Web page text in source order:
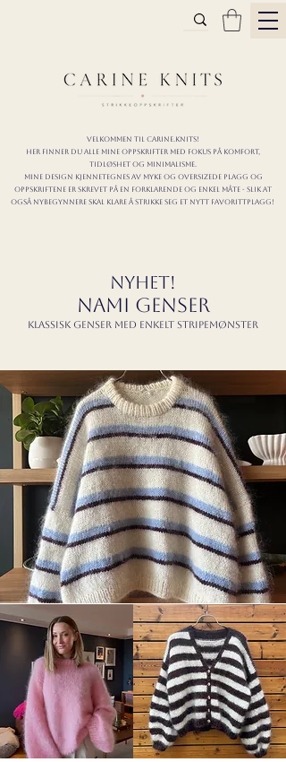
Velkommen til carine.knits!
Her finner du alle mine oppskrifter MED FOKUS PÅ KOMFORT,
TIDLØShet OG MINIMALISme.
mine design kjennetegnes av myke og oversizede plagg og
oppskriftene er skrevet på en forklarende og enkel måte - slik at
også nybegynnere skal klare å strikke seg et nytt favorittplagg!
nyhet!
NAMI GENSER
Klassisk genser med enkelt stripemønster